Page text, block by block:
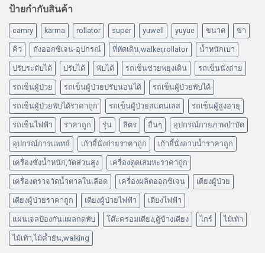
ป้ายกำกับสินค้า
camry karma rollator super yuwell yuyue ขนาด ขา
คิว ถังออกซิเจน-อุปกรณ์ ที่หัดเดิน,walker,rollator น้ำหนักเบา
ปรับระดับได้ ปรับได้ พับได้ รถเข็นช่วยพยุงเดิน รถเข็นนั่งถ่าย
รถเข็นผู้ป่วย รถเข็นผู้ป่วยปรับนอนได้ รถเข็นผู้ป่วยพับได้
รถเข็นผู้ป่วยพับได้ราคาถูก รถเข็นผู้ป่วยสแตนเลส รถเข็นผู้สูงอายุ
รถเข็นไฟฟ้า ราคาถูก รุ่น ลิตร อื่นๆ อุปกรณ์กายภาพบำบัด
อุปกรณ์การแพทย์ เก้าอี้นั่งถ่ายราคาถูก เก้าอี้นั่งอาบน้ำราคาถูก
เครื่องชั่งน้ำหนัก,วัดส่วนสูง เครื่องดูดเสมหะราคาถูก
เครื่องตรวจวัดน้ำตาลในเลือด เครื่องผลิตออกซิเจน เตียงผู้ป่วย
เตียงผู้ป่วยราคาถูก เตียงผู้ป่วยไฟฟ้า เตียงไฟฟ้า
แผ่นเจลป้องกันแผลกดทับ โต๊ะคร่อมเตียง,ตู้ข้างเตียง ไกร์ ไม้เท้า
ไม้เท้า,ไม้ค้ำยัน,walking